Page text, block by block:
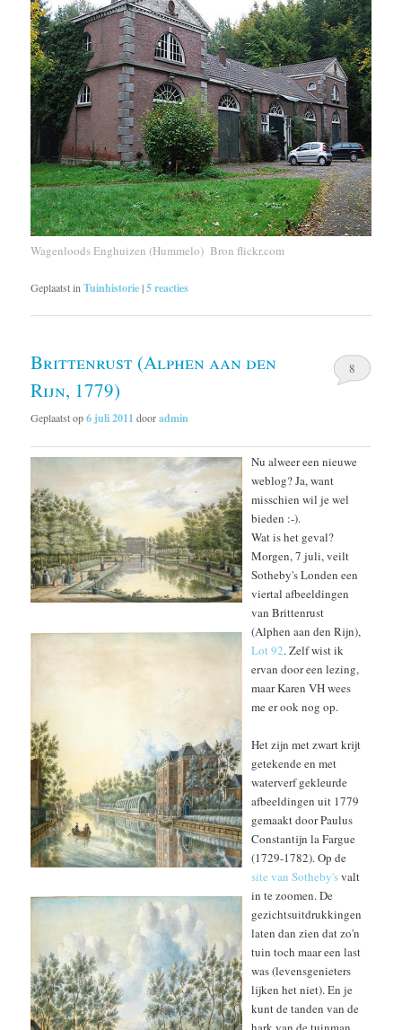
Wagenloods Enghuizen (Hummelo) Bron flickr.com
Geplaatst in Tuinhistorie|5reacties
Brittenrust (Alphen aan den
Rijn, 1779)
Geplaatst op6 juli 2011 dooradmin
8
Nu alweer een nieuwe
weblog? Ja, want
misschien wil je wel
bieden :-).
Wat is het geval?
Morgen, 7 juli, veilt
Sotheby's Londen een
viertal afbeeldingen
van Brittenrust
(Alphen aan den Rijn),
Lot 92. Zelf wist ik
ervan door een lezing,
maar Karen VH wees
me er ook nog op.
Het zijn met zwart krijt
getekende en met
waterverf gekleurde
afbeeldingen uit 1779
gemaakt door Paulus
Constantijn la Fargue
(1729-1782). Op de
site van Sotheby'svalt
in te zoomen. De
gezichtsuitdrukkingen
laten dan zien dat zo'n
tuin toch maar een last
was (levensgenieters
lijken het niet). En je
kunt de tanden van de